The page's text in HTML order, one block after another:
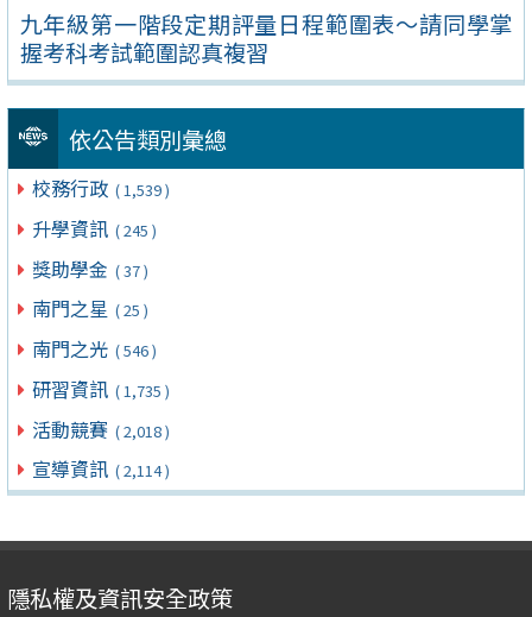
九年級第一階段定期評量日程範圍表～請同學掌
握考科考試範圍認真複習
依公告類別彙總
校務行政 ( 1,539 )
升學資訊 ( 245 )
獎助學金 ( 37 )
南門之星 ( 25 )
南門之光 ( 546 )
研習資訊 ( 1,735 )
活動競賽 ( 2,018 )
宣導資訊 ( 2,114 )
隱私權及資訊安全政策